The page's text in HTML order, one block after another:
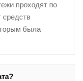
проходят по
средств
была